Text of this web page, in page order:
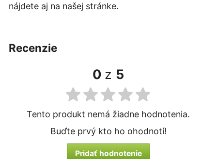
nájdete aj na našej stránke.
recenzie
0 z 5
Tento produkt nemá žiadne hodnotenia.
Buďte prvý kto ho ohodnotí!
Pridať hodnotenie